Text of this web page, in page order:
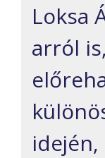
Loksa
arról